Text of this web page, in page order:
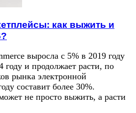
как выжить и
выросла с 5% в 2019 году
году и продолжает расти, по
рынка электронной
составит более 30%.
не просто выжить, а расти